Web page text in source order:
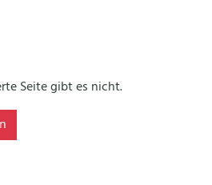
Seite gibt es nicht.